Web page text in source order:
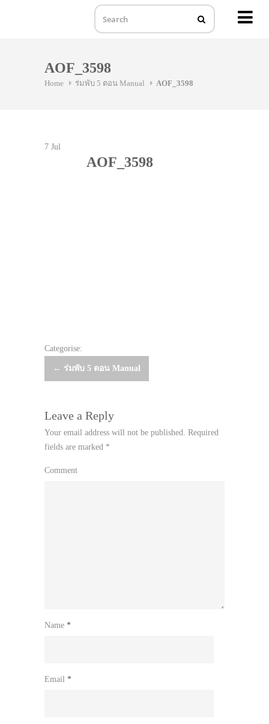
AOF_3598
Home ร่มพับ 5 ตอน Manual AOF_3598
7 Jul
AOF_3598
Categorise:
Post
← ร่มพับ 5 ตอน Manual
Leave a Reply
Your email address will not be published. Required
fields are marked *
Comment
Name *
Email *